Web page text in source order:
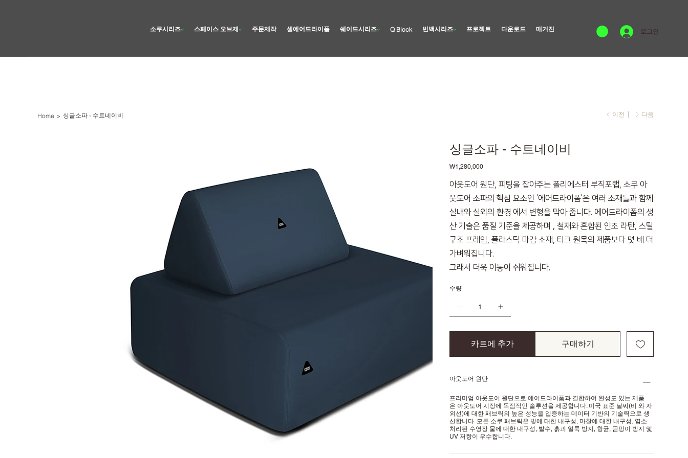
로그인
소쿠시리즈 스페이스 오브제 주문제작 셀에어드라이폼 쉐이드시리즈 Q Block 빈백시리즈 프로젝트 다운로드 매거진
Home > 싱글소파 - 수트네이비 이전 다음
싱글소파 - 수트네이비
가
₩1,280,000
아웃도어 원단, 피팅을 잡아주는 폴리에스터 부직포랩, 소쿠 아
웃도어 소파의 핵심 요소인 '에어드라이폼'은 여러 소재들과 함께
실내와 실외의 환경 에서 변형을 막아 줍니다. 에어드라이폼의 생
산 기술은 품질 기준을 제공하며 , 철재와 혼합된 인조 라탄, 스틸
구조 프레임, 플라스틱 마감 소재, 티크 원목의 제품보다 몇 배 더
가벼워집니다.
그래서 더욱 이동이 쉬워집니다.
수량
카트에 추가 구매하기
아웃도어 원단
프리미엄 아웃도어 원단으로 에어드라이폼과 결합하여 완성도 있는 제품
은 아웃도어 시장에 독점적인 솔루션을 제공합니다. 미국 표준 날씨(비 와 자
외선)에 대한 패브릭의 높은 성능을 입증하는 데이터 기반의 기술력으로 생
산합니다. 모든 소쿠 패브릭은 빛에 대한 내구성, 마찰에 대한 내구성, 염소
처리된 수영장 물에 대한 내구성, 발수, 흙과 얼룩 방지, 항균, 곰팡이 방지 및
UV 저항이 우수합니다.